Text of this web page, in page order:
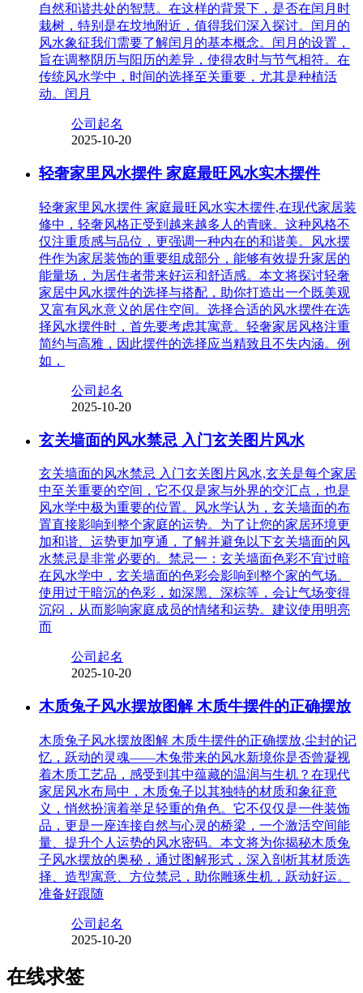
自然和谐共处的智慧。在这样的背景下，是否在闰月时
栽树，特别是在坟地附近，值得我们深入探讨。闰月的
风水象征我们需要了解闰月的基本概念。闰月的设置，
旨在调整阴历与阳历的差异，使得农时与节气相符。在
传统风水学中，时间的选择至关重要，尤其是种植活
动。闰月
公司起名
2025-10-20
轻奢家里风水摆件 家庭最旺风水实木摆件
轻奢家里风水摆件 家庭最旺风水实木摆件,在现代家居装
修中，轻奢风格正受到越来越多人的青睐。这种风格不
仅注重质感与品位，更强调一种内在的和谐美。风水摆
件作为家居装饰的重要组成部分，能够有效提升家居的
能量场，为居住者带来好运和舒适感。本文将探讨轻奢
家居中风水摆件的选择与搭配，助你打造出一个既美观
又富有风水意义的居住空间。选择合适的风水摆件在选
择风水摆件时，首先要考虑其寓意。轻奢家居风格注重
简约与高雅，因此摆件的选择应当精致且不失内涵。例
如，
公司起名
2025-10-20
玄关墙面的风水禁忌 入门玄关图片风水
玄关墙面的风水禁忌 入门玄关图片风水,玄关是每个家居
中至关重要的空间，它不仅是家与外界的交汇点，也是
风水学中极为重要的位置。风水学认为，玄关墙面的布
置直接影响到整个家庭的运势。为了让您的家居环境更
加和谐、运势更加亨通，了解并避免以下玄关墙面的风
水禁忌是非常必要的。禁忌一：玄关墙面色彩不宜过暗
在风水学中，玄关墙面的色彩会影响到整个家的气场。
使用过于暗沉的色彩，如深黑、深棕等，会让气场变得
沉闷，从而影响家庭成员的情绪和运势。建议使用明亮
而
公司起名
2025-10-20
木质兔子风水摆放图解 木质牛摆件的正确摆放
木质兔子风水摆放图解 木质牛摆件的正确摆放,尘封的记
忆，跃动的灵魂——木兔带来的风水新境你是否曾凝视
着木质工艺品，感受到其中蕴藏的温润与生机？在现代
家居风水布局中，木质兔子以其独特的材质和象征意
义，悄然扮演着举足轻重的角色。它不仅仅是一件装饰
品，更是一座连接自然与心灵的桥梁，一个激活空间能
量、提升个人运势的风水密码。本文将为你揭秘木质兔
子风水摆放的奥秘，通过图解形式，深入剖析其材质选
择、造型寓意、方位禁忌，助你雕琢生机，跃动好运。
准备好跟随
公司起名
2025-10-20
在线求签